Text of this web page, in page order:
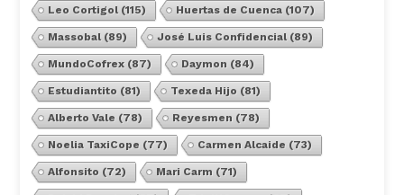
Leo Cortigol(115) Huertas de Cuenca(107)
Massobal(89) José Luis Confidencial(89)
MundoCofrex(87) Daymon (84)
Estudiantito (81) Texeda Hijo (81)
Alberto Vale (78) Reyesmen (78)
Noelia TaxiCope (77) Carmen Alcaide (73)
Alfonsito (72) Mari Carm (71)